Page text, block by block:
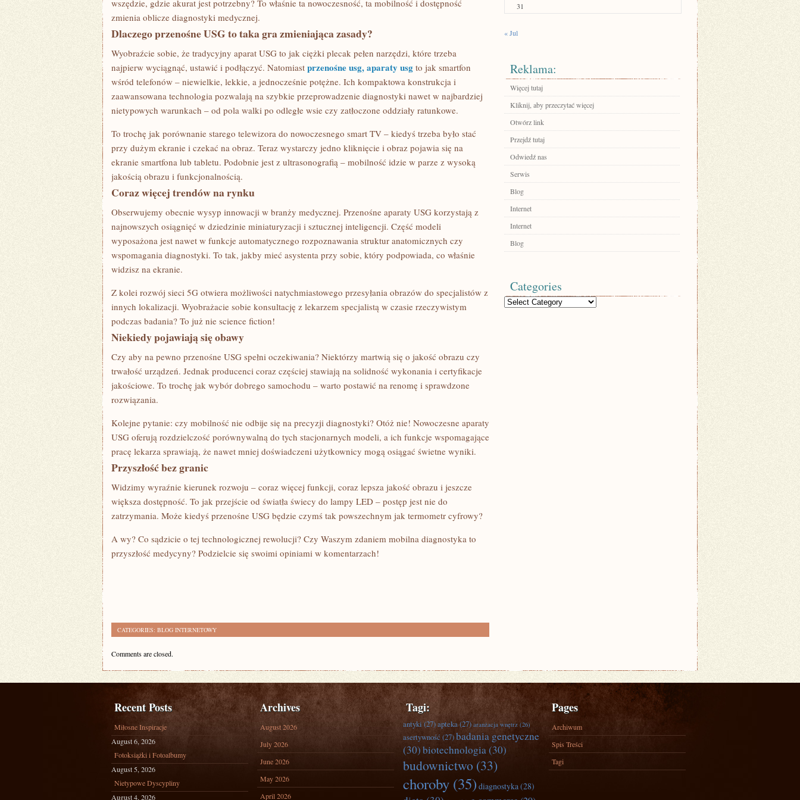
wszędzie, gdzie akurat jest potrzebny? To właśnie ta nowoczesność, ta mobilność i dostępność
zmienia oblicze diagnostyki medycznej.
Dlaczego przenośne USG to taka gra zmieniająca zasady?
Wyobraźcie sobie, że tradycyjny aparat USG to jak ciężki plecak pełen narzędzi, które trzeba
najpierw wyciągnąć, ustawić i podłączyć. Natomiast przenośne usg, aparaty usg to jak smartfon
wśród telefonów – niewielkie, lekkie, a jednocześnie potężne. Ich kompaktowa konstrukcja i
zaawansowana technologia pozwalają na szybkie przeprowadzenie diagnostyki nawet w najbardziej
nietypowych warunkach – od pola walki po odległe wsie czy zatłoczone oddziały ratunkowe.
To trochę jak porównanie starego telewizora do nowoczesnego smart TV – kiedyś trzeba było stać
przy dużym ekranie i czekać na obraz. Teraz wystarczy jedno kliknięcie i obraz pojawia się na
ekranie smartfona lub tabletu. Podobnie jest z ultrasonografią – mobilność idzie w parze z wysoką
jakością obrazu i funkcjonalnością.
Coraz więcej trendów na rynku
Obserwujemy obecnie wysyp innowacji w branży medycznej. Przenośne aparaty USG korzystają z
najnowszych osiągnięć w dziedzinie miniaturyzacji i sztucznej inteligencji. Część modeli
wyposażona jest nawet w funkcje automatycznego rozpoznawania struktur anatomicznych czy
wspomagania diagnostyki. To tak, jakby mieć asystenta przy sobie, który podpowiada, co właśnie
widzisz na ekranie.
Z kolei rozwój sieci 5G otwiera możliwości natychmiastowego przesyłania obrazów do specjalistów z
innych lokalizacji. Wyobrażacie sobie konsultację z lekarzem specjalistą w czasie rzeczywistym
podczas badania? To już nie science fiction!
Niekiedy pojawiają się obawy
Czy aby na pewno przenośne USG spełni oczekiwania? Niektórzy martwią się o jakość obrazu czy
trwałość urządzeń. Jednak producenci coraz częściej stawiają na solidność wykonania i certyfikacje
jakościowe. To trochę jak wybór dobrego samochodu – warto postawić na renomę i sprawdzone
rozwiązania.
Kolejne pytanie: czy mobilność nie odbije się na precyzji diagnostyki? Otóż nie! Nowoczesne aparaty
USG oferują rozdzielczość porównywalną do tych stacjonarnych modeli, a ich funkcje wspomagające
pracę lekarza sprawiają, że nawet mniej doświadczeni użytkownicy mogą osiągać świetne wyniki.
Przyszłość bez granic
Widzimy wyraźnie kierunek rozwoju – coraz więcej funkcji, coraz lepsza jakość obrazu i jeszcze
większa dostępność. To jak przejście od światła świecy do lampy LED – postęp jest nie do
zatrzymania. Może kiedyś przenośne USG będzie czymś tak powszechnym jak termometr cyfrowy?
A wy? Co sądzicie o tej technologicznej rewolucji? Czy Waszym zdaniem mobilna diagnostyka to
przyszłość medycyny? Podzielcie się swoimi opiniami w komentarzach!
CATEGORIES: BLOG INTERNETOWY
Comments are closed.
31
« Jul
Reklama:
Więcej tutaj
Kliknij, aby przeczytać więcej
Otwórz link
Przejdź tutaj
Odwiedź nas
Serwis
Blog
Internet
Internet
Blog
Categories
Categories
Recent Posts
Miłosne Inspiracje
August 6, 2026
Fotoksiążki i Fotoalbumy
August 5, 2026
Nietypowe Dyscypliny
August 4, 2026
Archives
August 2026
July 2026
June 2026
May 2026
April 2026
Tagi:
antyki(27)apteka(27) aranżacja wnętrz (26)
asertywność (27)badania genetyczne
(30)biotechnologia(30)
budownictwo (33)
choroby (35) diagnostyka(28)
Pages
Archiwum
Spis Treści
Tagi